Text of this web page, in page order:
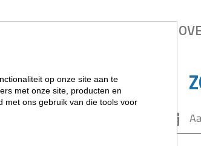
op onze site aan te
met onze site, producten en
met ons gebruik van die tools voor